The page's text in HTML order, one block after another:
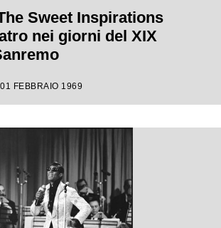
Sweet Inspirations
nei giorni del XIX
FEBBRAIO 1969